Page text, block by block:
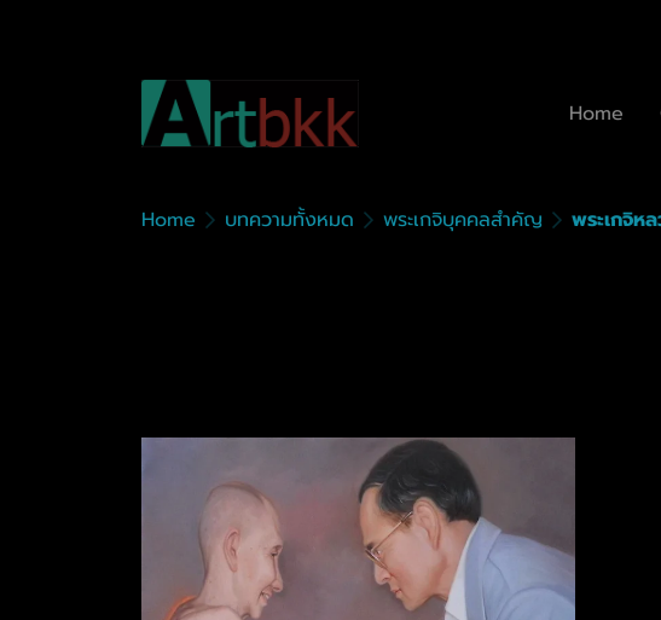
Home
Home บทความทั้งหมด พระเกจิบุคคลสำคัญ พระเกจิห